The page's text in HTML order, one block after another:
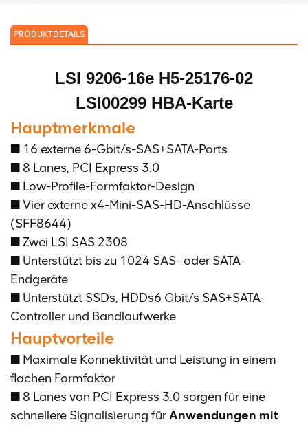
PRODUKTDETAILS
LSI 9206-16e H5-25176-02
LSI00299 HBA-Karte
Hauptmerkmale
■ 16 externe 6-Gbit/s-SAS+SATA-Ports
■ 8 Lanes, PCI Express 3.0
■ Low-Profile-Formfaktor-Design
■ Vier externe x4-Mini-SAS-HD-Anschlüsse
(SFF8644)
■ Zwei LSI SAS 2308
■ Unterstützt bis zu 1024 SAS- oder SATA-
Endgeräte
■ Unterstützt SSDs, HDDs6 Gbit/s SAS+SATA-
Controller und Bandlaufwerke
Hauptvorteile
■ Maximale Konnektivität und Leistung in einem
flachen Formfaktor
■ 8 Lanes von PCI Express 3.0 sorgen für eine
schnellere Signalisierung fürAnwendungen mit